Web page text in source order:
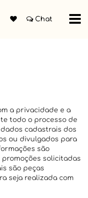
Chat
a privacidade e a
todo o processo de
cadastrais dos
ou divulgados para
são
solicitadas
são peças
seja realizada com